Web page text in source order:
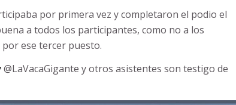
por primera vez y completaron el podio el
a todos los participantes, como no a los
ese tercer puesto.
@LaVacaGigante y otros asistentes son testigo de